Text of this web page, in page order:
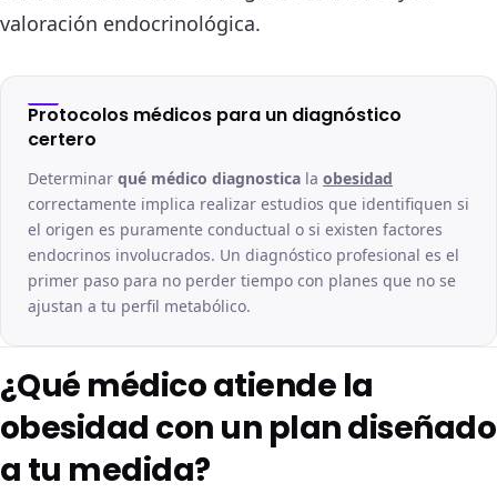
valoración endocrinológica.
Protocolos médicos para un diagnóstico
certero
Determinar qué médico diagnostica la obesidad
correctamente implica realizar estudios que identifiquen si
el origen es puramente conductual o si existen factores
endocrinos involucrados. Un diagnóstico profesional es el
primer paso para no perder tiempo con planes que no se
ajustan a tu perfil metabólico.
¿Qué médico atiende la
obesidad con un plan diseñado
a tu medida?